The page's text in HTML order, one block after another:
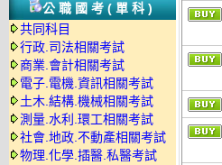
公職國考(單科)
共同科目
行政.司法相關考試
商業.會計相關考試
電子.電機.資訊相關考試
土木.結構.機械相關考試
測量.水利.環工相關考試
社會.地政.不動產相關考試
物理.化學.插醫.私醫考試